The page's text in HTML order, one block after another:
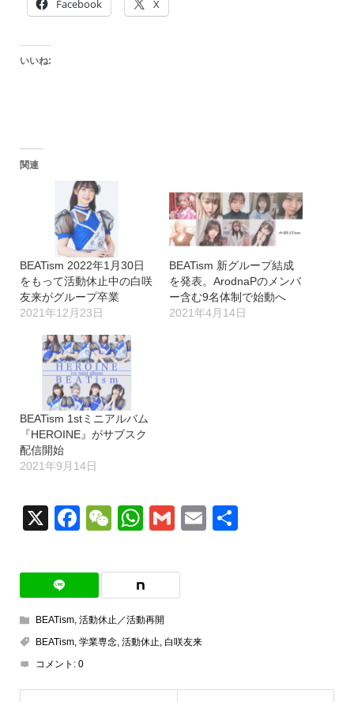
Facebook X
いいね:
関連
BEATism 2022年1月30日
をもって活動休止中の白咲
友来がグループ卒業
2021年12月23日
BEATism 新グループ結成
を発表。ArodnaPのメンバ
ー含む9名体制で始動へ
2021年4月14日
BEATism 1stミニアルバム
『HEROINE』がサブスク
配信開始
2021年9月14日
X Facebook
WeChat
WhatsApp
GmailEmail
BEATism, 活動休止／活動再開
BEATism, 学業専念, 活動休止, 白咲友来
コメント: 0